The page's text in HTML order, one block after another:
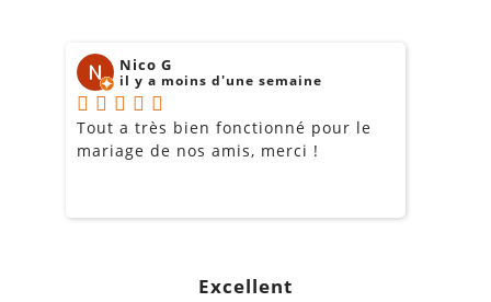
Nico G
il y a moins d'une semaine
Tout a très bien fonctionné pour le
mariage de nos amis, merci !
Excellent